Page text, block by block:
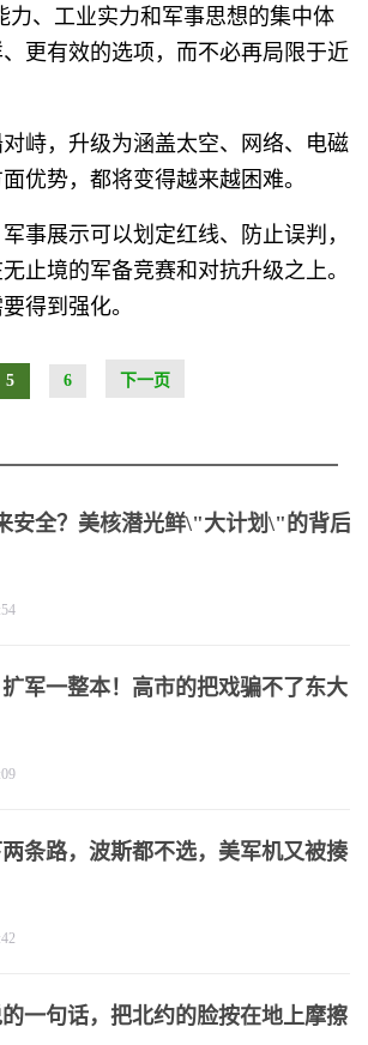
力、工业实力和军事思想的集中体
更有效的选项，而不必再局限于近
峙，升级为涵盖太空、网络、电磁
优势，都将变得越来越困难。
事展示可以划定红线、防止误判，
止境的军备竞赛和对抗升级之上。
得到强化。
5 6 下一页
安全？美核潜光鲜\"大计划\"的背后
军一整本！高市的把戏骗不了东大
条路，波斯都不选，美军机又被揍
一句话，把北约的脸按在地上摩擦